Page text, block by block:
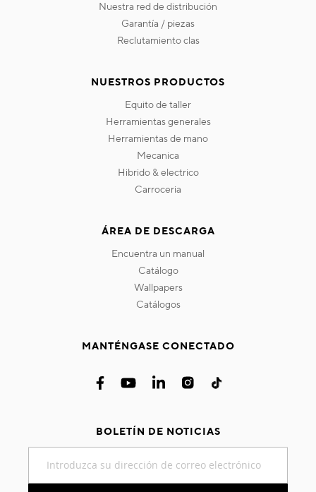
nuestra red de distribución
garantía / piezas
reclutamiento clas
NUESTROS PRODUCTOS
equito de taller
herramientas generales
herramientas de mano
mecanica
hibrido & electrico
carroceria
ÁREA DE DESCARGA
encuentra un manual
catálogo
wallpapers
catálogos
MANTÉNGASE CONECTADO
BOLETÍN DE NOTICIAS
nuestro